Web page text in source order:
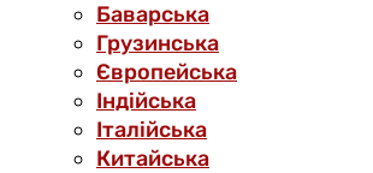
Баварська
Грузинська
Європейська
Індійська
Італійська
Китайська